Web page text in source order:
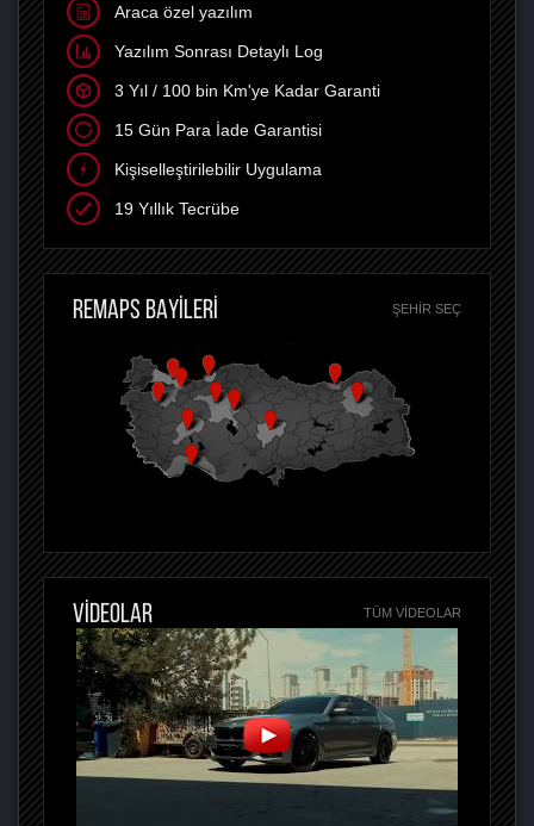
Araca özel yazılım
Yazılım Sonrası Detaylı Log
3 Yıl / 100 bin Km'ye Kadar Garanti
15 Gün Para İade Garantisi
Kişiselleştirilebilir Uygulama
19 Yıllık Tecrübe
REMAPS BAYİLERİ ŞEHIR SEÇ
VİDEOLAR TÜM VIDEOLAR